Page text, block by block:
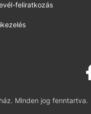
feliratkozás
Minden jog fenntartva.